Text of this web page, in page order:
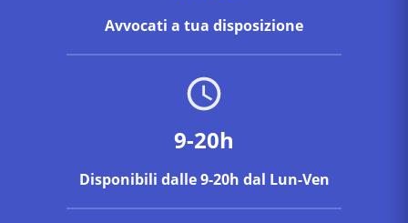
Avvocati a tua disposizione
9-20h
Disponibili dalle 9-20h dal Lun-Ven